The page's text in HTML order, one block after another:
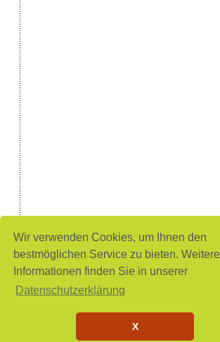
Wir verwenden Cookies, um Ihnen den
bestmöglichen Service zu bieten. Weitere
Informationen finden Sie in unserer
Datenschutzerklärung
X